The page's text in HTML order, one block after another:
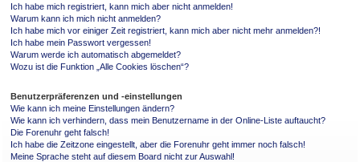
Ich habe mich registriert, kann mich aber nicht anmelden!
Warum kann ich mich nicht anmelden?
Ich habe mich vor einiger Zeit registriert, kann mich aber nicht mehr anmelden?!
Ich habe mein Passwort vergessen!
Warum werde ich automatisch abgemeldet?
Wozu ist die Funktion „Alle Cookies löschen“?
Benutzerpräferenzen und -einstellungen
Wie kann ich meine Einstellungen ändern?
Wie kann ich verhindern, dass mein Benutzername in der Online-Liste auftaucht?
Die Forenuhr geht falsch!
Ich habe die Zeitzone eingestellt, aber die Forenuhr geht immer noch falsch!
Meine Sprache steht auf diesem Board nicht zur Auswahl!